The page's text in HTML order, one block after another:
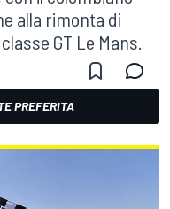
alla rimonta di
GT Le Mans.
PREFERITA